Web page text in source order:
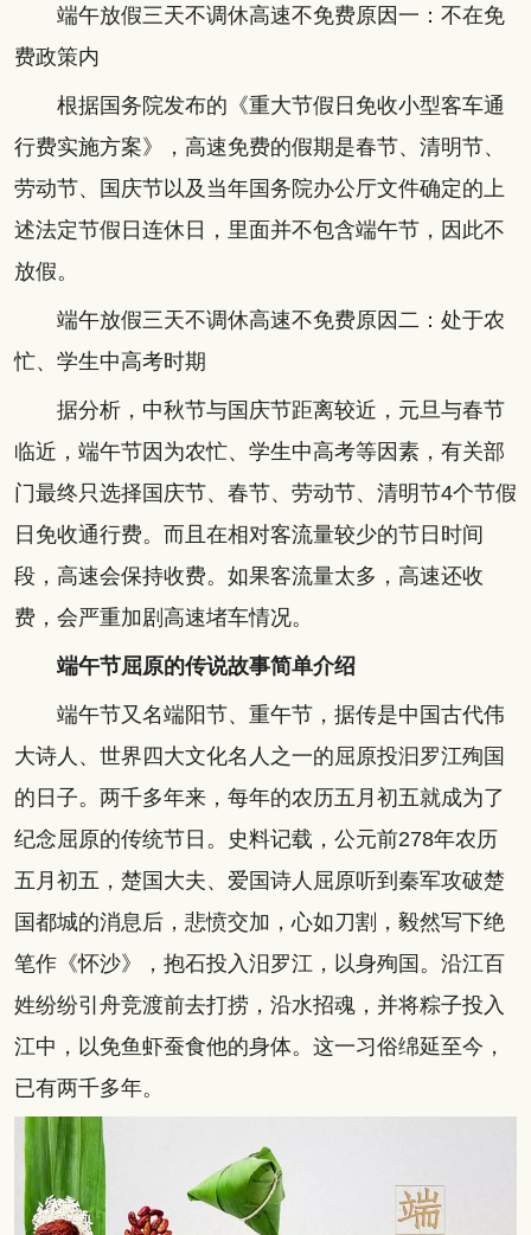
端午放假三天不调休高速不免费原因一：不在免
费政策内
根据国务院发布的《重大节假日免收小型客车通
行费实施方案》，高速免费的假期是春节、清明节、
劳动节、国庆节以及当年国务院办公厅文件确定的上
述法定节假日连休日，里面并不包含端午节，因此不
放假。
端午放假三天不调休高速不免费原因二：处于农
忙、学生中高考时期
据分析，中秋节与国庆节距离较近，元旦与春节
临近，端午节因为农忙、学生中高考等因素，有关部
门最终只选择国庆节、春节、劳动节、清明节4个节假
日免收通行费。而且在相对客流量较少的节日时间
段，高速会保持收费。如果客流量太多，高速还收
费，会严重加剧高速堵车情况。
端午节屈原的传说故事简单介绍
端午节又名端阳节、重午节，据传是中国古代伟
大诗人、世界四大文化名人之一的屈原投汩罗江殉国
的日子。两千多年来，每年的农历五月初五就成为了
纪念屈原的传统节日。史料记载，公元前278年农历
五月初五，楚国大夫、爱国诗人屈原听到秦军攻破楚
国都城的消息后，悲愤交加，心如刀割，毅然写下绝
笔作《怀沙》，抱石投入汨罗江，以身殉国。沿江百
姓纷纷引舟竞渡前去打捞，沿水招魂，并将粽子投入
江中，以免鱼虾蚕食他的身体。这一习俗绵延至今，
已有两千多年。